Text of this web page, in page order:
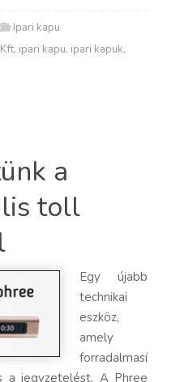
Ipari kapu
, ipari kapu, ipari kapuk,
a
toll
Egy újabb
technikai
eszköz,
amely
forradalmasí
a jegyzetelést. A Phree